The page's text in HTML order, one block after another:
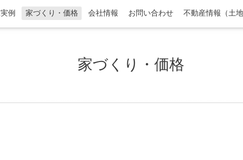
例 家づくり・価格 会社情報 お問い合わせ 不動産情報（土地
家づくり・価格